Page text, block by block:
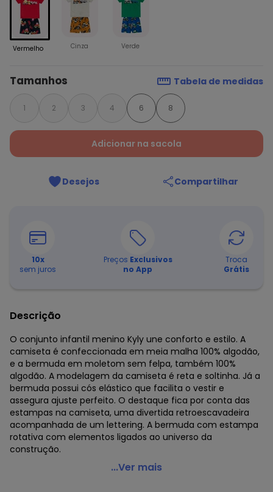
Vermelho Cinza Verde
Tamanhos Tabela de medidas
1 2 3 4 6 8
Adicionar na sacola
Desejos Compartilhar
10x
sem juros
Preços Exclusivos
no App
Troca
Grátis
Descrição
O conjunto infantil menino Kyly une conforto e estilo. A
camiseta é confeccionada em meia malha 100% algodão,
e a bermuda em moletom sem felpa, também 100%
algodão. A modelagem da camiseta é reta e soltinha. Já a
bermuda possui cós elástico que facilita o vestir e
assegura ajuste perfeito. O destaque fica por conta das
estampas na camiseta, uma divertida retroescavadeira
acompanhada de um lettering. A bermuda com estampa
rotativa com elementos ligados ao universo da
construção.
Kyly - Conjunto Menino Retroescavadeira Vermelho
...Ver mais